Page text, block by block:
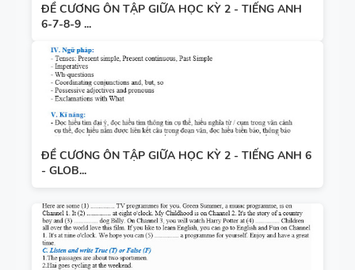
ĐỀ CƯƠNG ÔN TẬP GIỮA HỌC KỲ 2 - TIẾNG ANH
6-7-8-9 ...
ĐỀ CƯƠNG ÔN TẬP GIỮA HỌC KỲ 2 - TIẾNG ANH 6
- GLOB...